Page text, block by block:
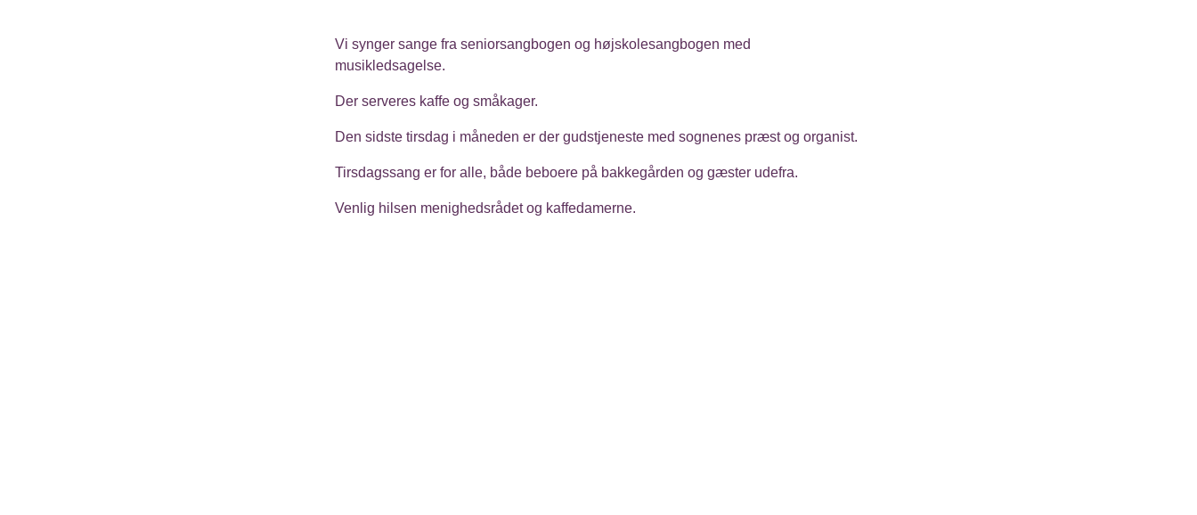
Vi synger sange fra seniorsangbogen og højskolesangbogen med
musikledsagelse.
Der serveres kaffe og småkager.
Den sidste tirsdag i måneden er der gudstjeneste med sognenes præst og organist.
Tirsdagssang er for alle, både beboere på bakkegården og gæster udefra.
Venlig hilsen menighedsrådet og kaffedamerne.